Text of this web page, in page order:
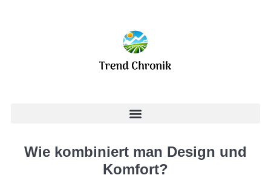
Wie kombiniert man Design und
Komfort?